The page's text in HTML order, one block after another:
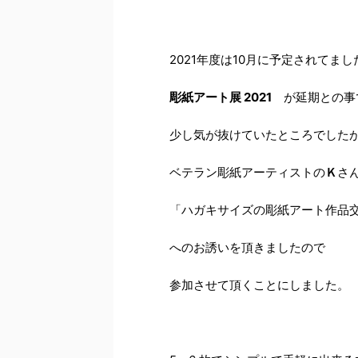
2021年度は10月に予定されてまし
彫紙アート展 2021 が延期との
少し気が抜けていたところでした
ベテラン彫紙アーティストのＫ さ
「ハガキサイズの彫紙アート作品
へのお誘いを頂きましたので
参加させて頂くことにしました。